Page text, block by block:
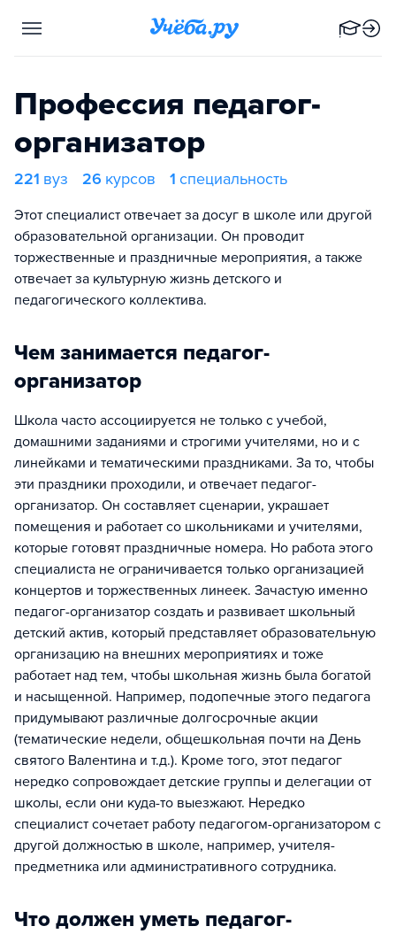
Профессия педагог-
организатор
221 вуз 26 курсов 1 специальность
Этот специалист отвечает за досуг в школе или другой
образовательной организации. Он проводит
торжественные и праздничные мероприятия, а также
отвечает за культурную жизнь детского и
педагогического коллектива.
Чем занимается педагог-
организатор
Школа часто ассоциируется не только с учебой,
домашними заданиями и строгими учителями, но и с
линейками и тематическими праздниками. За то, чтобы
эти праздники проходили, и отвечает педагог-
организатор. Он составляет сценарии, украшает
помещения и работает со школьниками и учителями,
которые готовят праздничные номера. Но работа этого
специалиста не ограничивается только организацией
концертов и торжественных линеек. Зачастую именно
педагог-организатор создать и развивает школьный
детский актив, который представляет образовательную
организацию на внешних мероприятиях и тоже
работает над тем, чтобы школьная жизнь была богатой
и насыщенной. Например, подопечные этого педагога
придумывают различные долгосрочные акции
(тематические недели, общешкольная почти на День
святого Валентина и т.д.). Кроме того, этот педагог
нередко сопровождает детские группы и делегации от
школы, если они куда-то выезжают. Нередко
специалист сочетает работу педагогом-организатором с
другой должностью в школе, например, учителя-
предметника или административного сотрудника.
Что должен уметь педагог-